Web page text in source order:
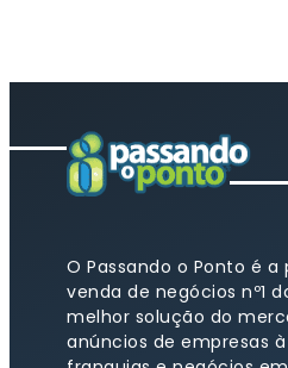
O Passando o Ponto é
venda de negócios nº1
melhor solução do
anúncios de empresas